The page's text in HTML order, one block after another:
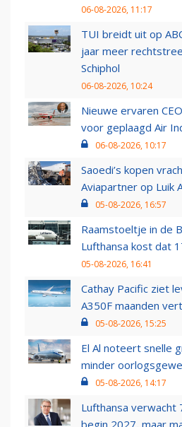
06-08-2026, 11:17
TUI breidt uit op
jaar meer
Schiphol
06-08-2026, 10:24
Nieuwe ervaren
voor geplaagd Air
06-08-2026, 10:17
Saoedi’s kopen
Aviapartner op Luik
05-08-2026, 16:57
Raamstoeltje in de
Lufthansa kost dat
05-08-2026, 16:41
Cathay Pacific ziet
A350F maanden
05-08-2026, 15:25
El Al noteert snelle
minder
05-08-2026, 14:17
Lufthansa verwacht